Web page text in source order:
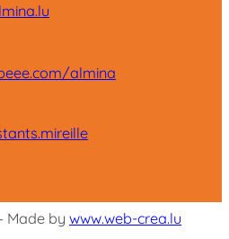
almina
Made by www.web-crea.lu